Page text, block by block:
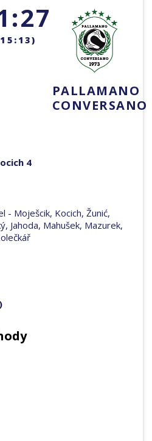
PALLAMANO
CONVERSANO
4
- Moješcik, Kocich, Žunić,
Jahoda, Mahušek, Mazurek,